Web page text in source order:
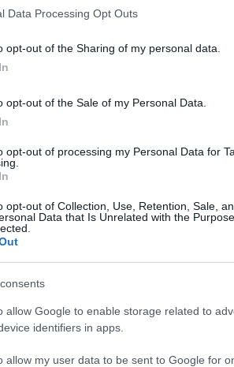
Data Processing Opt Outs
opt-out of the Sharing of my personal data.
opt-out of the Sale of my Personal Data.
opt-out of processing my Personal Data for
opt-out of Collection, Use, Retention, Sale,
Data that Is Unrelated with the
allow Google to enable storage related to
identifiers in apps.
allow my user data to be sent to Google for
Περιοχής 30τμχ
3,99 €
ΤΟ BODYFACE ΣΟΥ